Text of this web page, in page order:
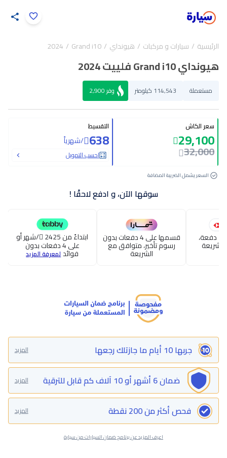
الرئيسية سيارات و مركبات هيونداي Grand i10
2024
هيونداي Grand i10 فلييت 2024
مستعملة 114,543 كيلومتر وفر2,900
سعر الكاش
29,100
32,000
التقسيط
638
/شهرياً
احسب التمويل
السعر يشمل الضريبة المضافة
سوقها الآن، و ادفع لاحقًا !
قسطها حتى 24 دفعة، قسمها على 4 دفعات بدون
رسوم تأخير، متوافق مع
الشريعة
ابتداءً من 2425 /شهر أو
على 4 دفعات بدون
فوائدلمعرفة المزيد
جربها 10 أيام ما جازتلك رجعها المزيد
ضمان 6 أشهر أو 10 آلاف كم قابل للترقية المزيد
فحص أكثر من 200 نقطة المزيد
اعرف المزيد عن برنامج ضمان السيارات من سيارة